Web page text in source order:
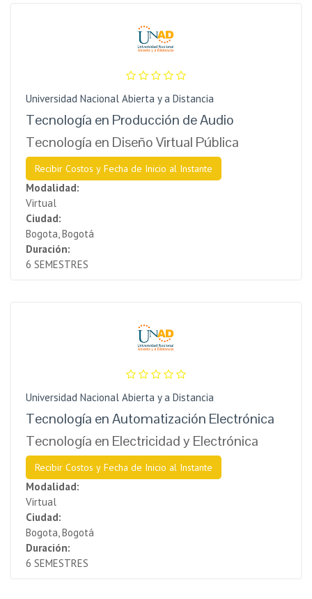
Universidad Nacional Abierta y a Distancia
Tecnología en Producción de Audio
Tecnología en Diseño Virtual Pública
Recibir Costos y Fecha de Inicio al Instante
Modalidad:
Virtual
Ciudad:
Bogota, Bogotá
Duración:
6 SEMESTRES
Universidad Nacional Abierta y a Distancia
Tecnología en Automatización Electrónica
Tecnología en Electricidad y Electrónica
Recibir Costos y Fecha de Inicio al Instante
Modalidad:
Virtual
Ciudad:
Bogota, Bogotá
Duración:
6 SEMESTRES